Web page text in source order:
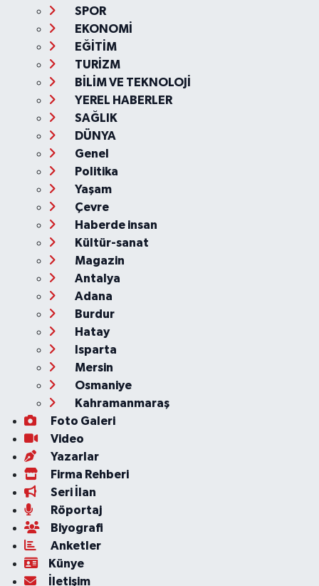
SPOR
EKONOMİ
EĞİTİM
TURİZM
BİLİM VE TEKNOLOJİ
YEREL HABERLER
SAĞLIK
DÜNYA
Genel
Politika
Yaşam
Çevre
Haberde insan
Kültür-sanat
Magazin
Antalya
Adana
Burdur
Hatay
Isparta
Mersin
Osmaniye
Kahramanmaraş
Foto Galeri
Video
Yazarlar
Firma Rehberi
Seri İlan
Röportaj
Biyografi
Anketler
Künye
İletişim